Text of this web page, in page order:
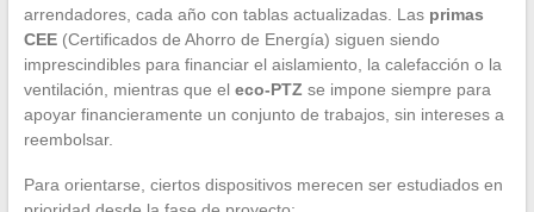
arrendadores, cada año con tablas actualizadas. Las primas
CEE(Certificados de Ahorro de Energía) siguen siendo
imprescindibles para financiar el aislamiento, la calefacción o la
ventilación, mientras que el eco-PTZ se impone siempre para
apoyar financieramente un conjunto de trabajos, sin intereses a
reembolsar.
Para orientarse, ciertos dispositivos merecen ser estudiados en